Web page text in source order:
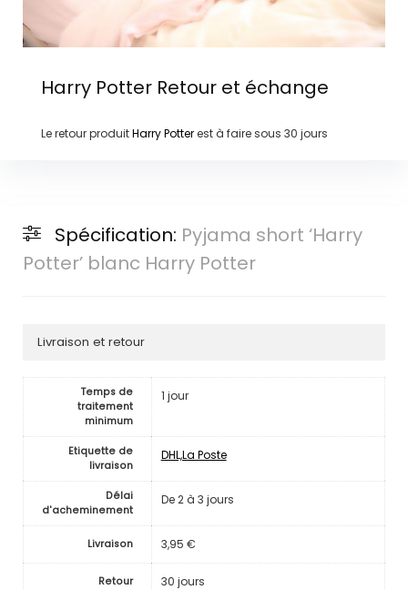
Harry PotterRetour et échange
Le retour produitHarry Potterest à faire sous 30 jours
Spécification: Pyjama short ‘Harry
Potter’ blanc Harry Potter
Livraison et retour
Temps de
traitement
minimum
1 jour
Etiquette de
livraison
DHL,La Poste
Délai
d'acheminement
De 2 à 3 jours
Livraison 3,95 €
Retour 30 jours